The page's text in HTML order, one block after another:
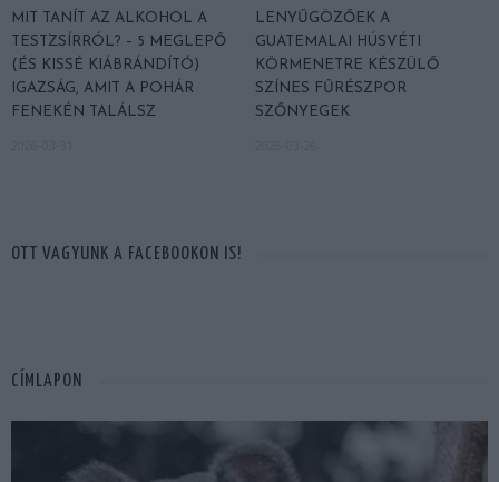
MIT TANÍT AZ ALKOHOL A
TESTZSÍRRÓL? – 5 MEGLEPŐ
(ÉS KISSÉ KIÁBRÁNDÍTÓ)
IGAZSÁG, AMIT A POHÁR
FENEKÉN TALÁLSZ
LENYŰGÖZŐEK A
GUATEMALAI HÚSVÉTI
KÖRMENETRE KÉSZÜLŐ
SZÍNES FŰRÉSZPOR
SZŐNYEGEK
OTT VAGYUNK A FACEBOOKON IS!
CÍMLAPON